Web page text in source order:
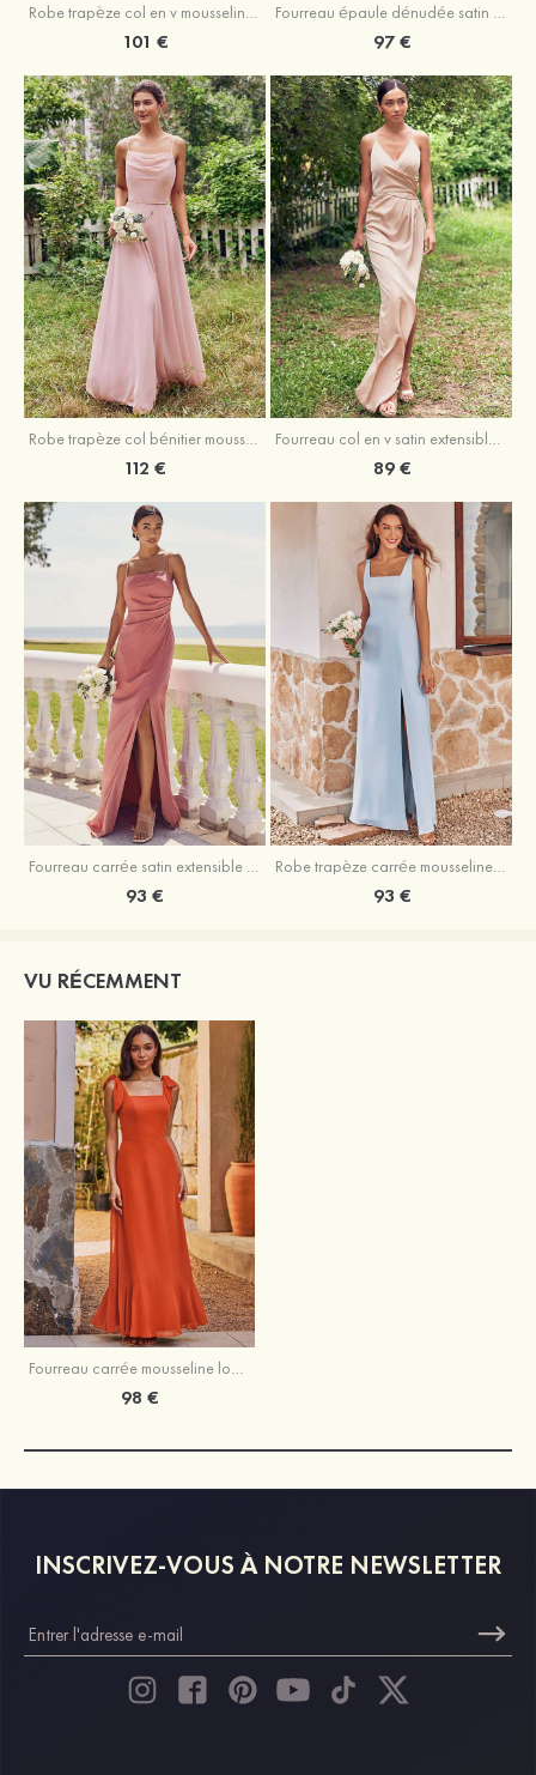
Robe trapèze col en v mousseline ras du sol robe de demoiselle d'honneur
101 €
Fourreau épaule dénudée satin extensible ras du sol robe de demoiselle d'honneur
97 €
Robe trapèze col bénitier mousseline ras du sol robe de demoiselle d'honneur
112 €
Fourreau col en v satin extensible asymétrique robe de demoiselle d'honneur
89 €
93 € 93 €
VU RÉCEMMENT
Fourreau carrée mousseline longueur ras du sol robe de demoiselle d'honneur avec noeud papillon volants
98 €
INSCRIVEZ-VOUS À NOTRE NEWSLETTER